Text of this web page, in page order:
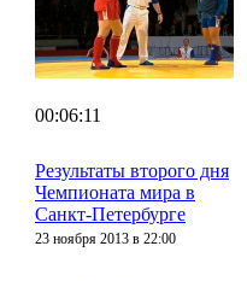
00:06:11
Результаты второго дня
Чемпионата мира в
Санкт-Петербурге
23 ноября 2013 в 22:00